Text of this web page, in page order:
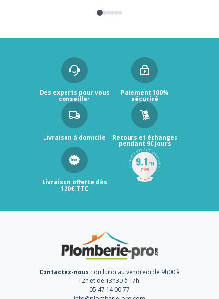
Des experts pour vous
conseiller
Paiement 100%
sécurisé
Livraison à domicile Retours et échanges
pendant 90 jours
Livraison offerte dès
120€ TTC
Contactez-nous : du lundi au vendredi de 9h00 à
12h et de 13h30 à 17h.
05 47 14 00 77